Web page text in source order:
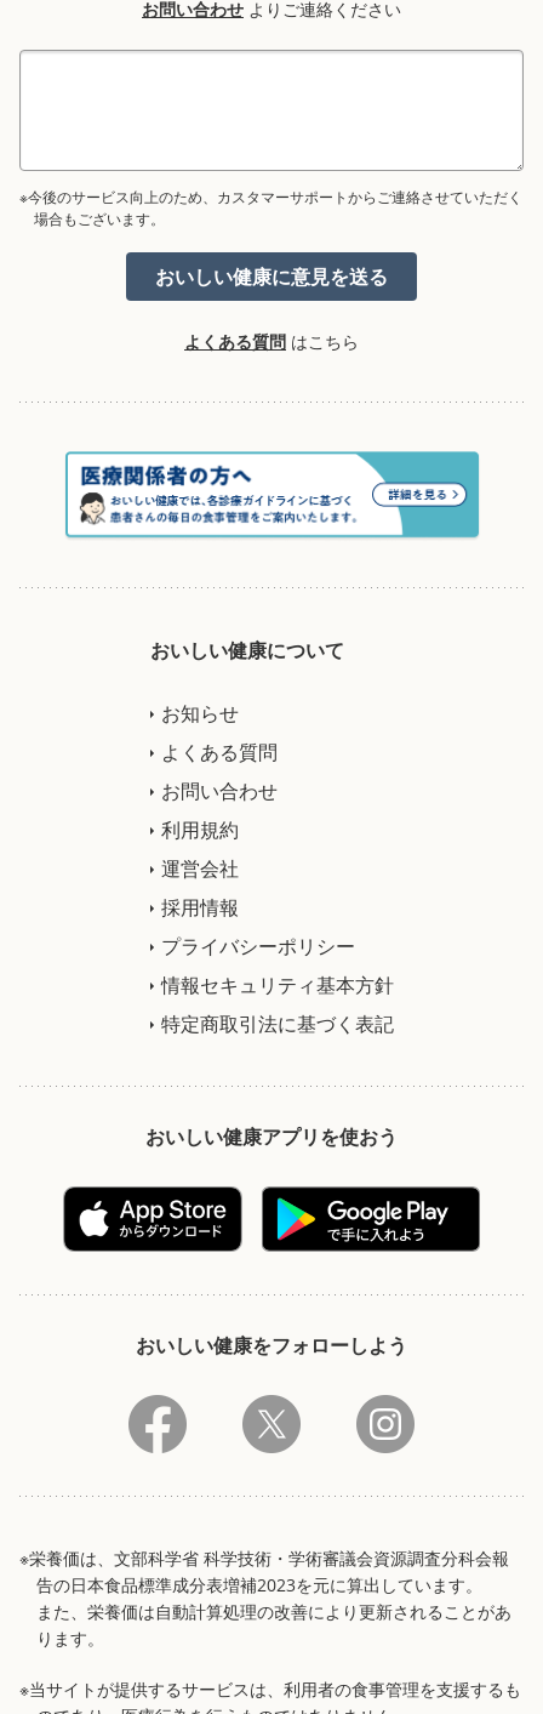
お問い合わせ よりご連絡ください
※今後のサービス向上のため、カスタマーサポートからご連絡させていただく
場合もございます。
よくある質問 はこちら
おいしい健康について
お知らせ
よくある質問
お問い合わせ
利用規約
運営会社
採用情報
プライバシーポリシー
情報セキュリティ基本方針
特定商取引法に基づく表記
おいしい健康アプリを使おう
おいしい健康をフォローしよう
※栄養価は、文部科学省 科学技術・学術審議会資源調査分科会報
告の日本食品標準成分表増補2023を元に算出しています。
また、栄養価は自動計算処理の改善により更新されることがあ
ります。
※当サイトが提供するサービスは、利用者の食事管理を支援するも